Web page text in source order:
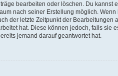
bearbeiten oder löschen. Du kannst
nach seiner Erstellung möglich.
der letzte Zeitpunkt der
hat. Diese können jedoch, falls
jemand darauf geantwortet hat.